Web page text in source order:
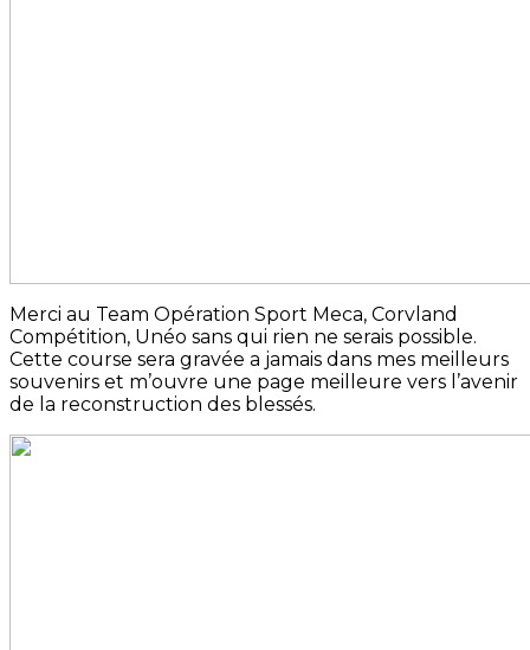
Merci au Team Opération Sport Meca, Corvland
Compétition, Unéo sans qui rien ne serais possible.
Cette course sera gravée a jamais dans mes meilleurs
souvenirs et m’ouvre une page meilleure vers l’avenir
de la reconstruction des blessés.